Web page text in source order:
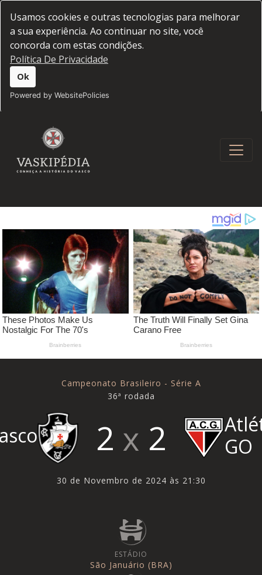
Usamos cookies e outras tecnologias para melhorar
a sua experiência. Ao continuar no site, você
concorda com estas condições.
Política De Privacidade
Ok
Powered by WebsitePolicies
Campeonato Brasileiro - Série A
36ª rodada
2 2
GO
30 de Novembro de 2024 às 21:30
ESTÁDIO
São Januário (BRA)